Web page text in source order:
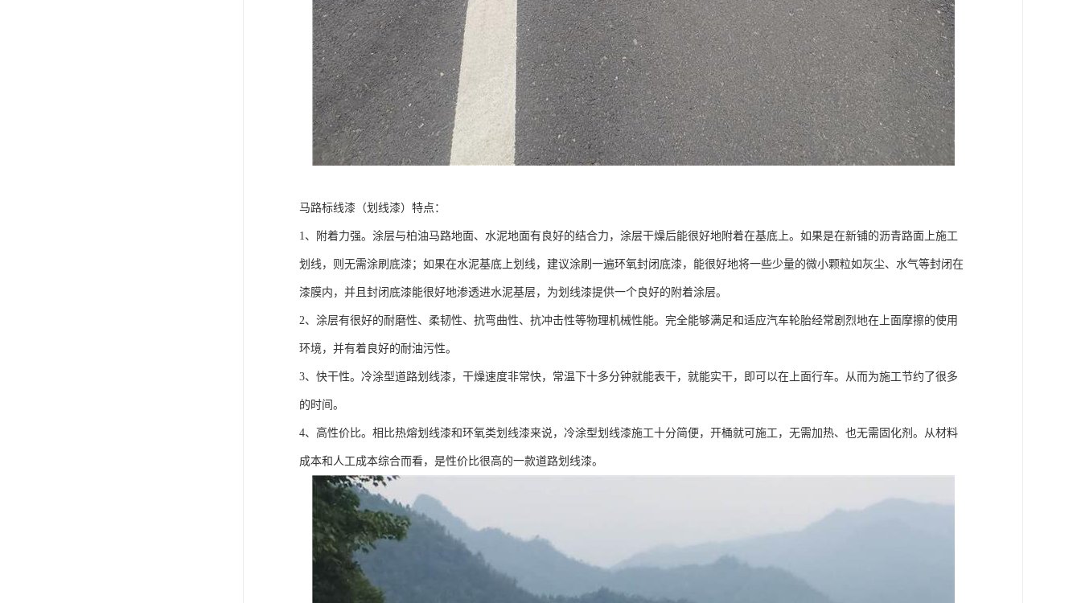
马路标线漆（划线漆）特点：
1、附着力强。涂层与柏油马路地面、水泥地面有良好的结合力，涂层干燥后能很好地附着在基底上。如果是在新铺的沥青路面上施工
划线，则无需涂刷底漆；如果在水泥基底上划线，建议涂刷一遍环氧封闭底漆，能很好地将一些少量的微小颗粒如灰尘、水气等封闭在
漆膜内，并且封闭底漆能很好地渗透进水泥基层，为划线漆提供一个良好的附着涂层。
2、涂层有很好的耐磨性、柔韧性、抗弯曲性、抗冲击性等物理机械性能。完全能够满足和适应汽车轮胎经常剧烈地在上面摩擦的使用
环境，并有着良好的耐油污性。
3、快干性。冷涂型道路划线漆，干燥速度非常快，常温下十多分钟就能表干，就能实干，即可以在上面行车。从而为施工节约了很多
的时间。
4、高性价比。相比热熔划线漆和环氧类划线漆来说，冷涂型划线漆施工十分简便，开桶就可施工，无需加热、也无需固化剂。从材料
成本和人工成本综合而看，是性价比很高的一款道路划线漆。